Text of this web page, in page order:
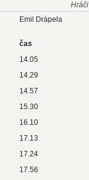
Hráči
Emil Drápela
čas
14.05
14.29
14.57
15.30
16.10
17.13
17.24
17.56